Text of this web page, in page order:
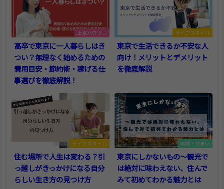
上京ハウツー
高卒で東京に一人暮らしはき
つい？無理なく始めるための
費用目安・節約術・稼げる仕
事選びを徹底解説！
ライフスタイル
東京で生活できるか不安な人
向け！メリットとデメリット
を徹底解説
ライフスタイル
住む場所で人生は変わる？引
っ越しがきっかけになる自分
らしい生き方の見つけ方
地域・住まい
東京にしかないもの～観光で
は絶対に味わえない、住んで
みて初めてわかる魅力とは